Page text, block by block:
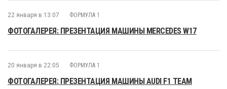
22 января в 13:07 ФОРМУЛА 1
ФОТОГАЛЕРЕЯ: ПРЕЗЕНТАЦИЯ МАШИНЫ MERCEDES W17
20 января в 22:05 ФОРМУЛА 1
ФОТОГАЛЕРЕЯ: ПРЕЗЕНТАЦИЯ МАШИНЫ AUDI F1 TEAM